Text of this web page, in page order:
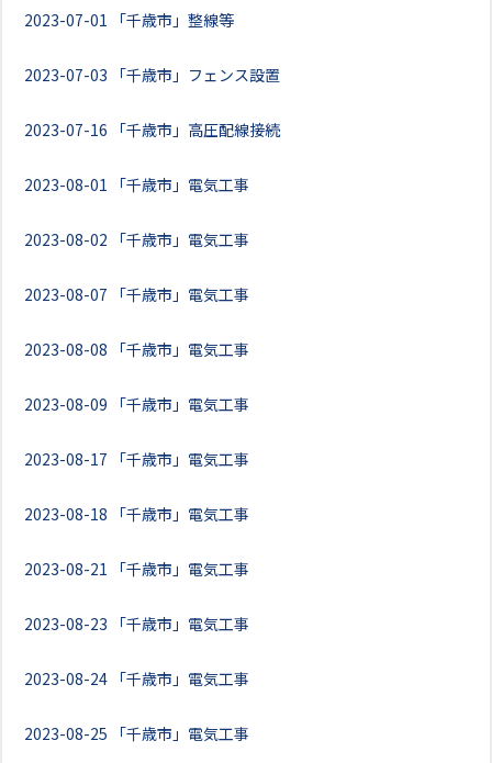
2023-07-01 「千歳市」整線等
2023-07-03 「千歳市」フェンス設置
2023-07-16 「千歳市」高圧配線接続
2023-08-01 「千歳市」電気工事
2023-08-02 「千歳市」電気工事
2023-08-07 「千歳市」電気工事
2023-08-08 「千歳市」電気工事
2023-08-09 「千歳市」電気工事
2023-08-17 「千歳市」電気工事
2023-08-18 「千歳市」電気工事
2023-08-21 「千歳市」電気工事
2023-08-23 「千歳市」電気工事
2023-08-24 「千歳市」電気工事
2023-08-25 「千歳市」電気工事